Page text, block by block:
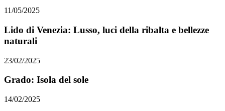
11/05/2025
Lido di Venezia: Lusso, luci della ribalta e bellezze
naturali
23/02/2025
Grado: Isola del sole
14/02/2025